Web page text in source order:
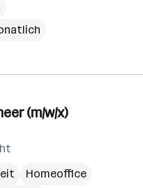
(m/w/x)
Homeoffice